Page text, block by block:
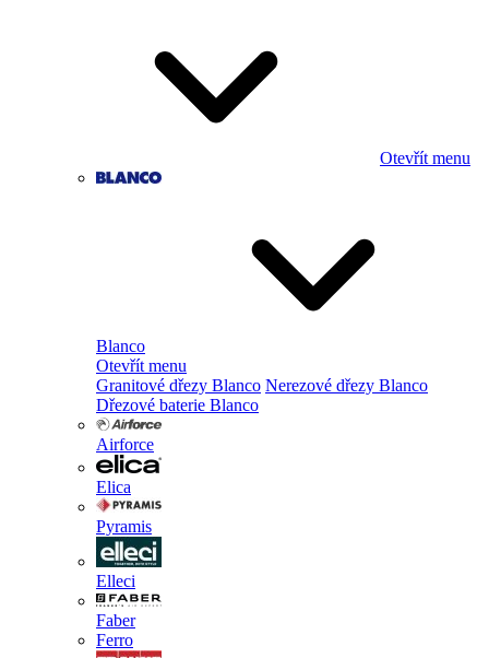
Otevřít menu
Blanco
Otevřít menu
Granitové dřezy Blanco Nerezové dřezy Blanco
Dřezové baterie Blanco
Airforce
Elica
Pyramis
Elleci
Faber
Ferro